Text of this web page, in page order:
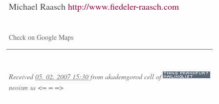
Michael Raasch http://www.fiedeler-raasch.com
Check on Google Maps
Received05. 02. 2007 15:30 from akademgorod cell of
neoism sa <= = =>